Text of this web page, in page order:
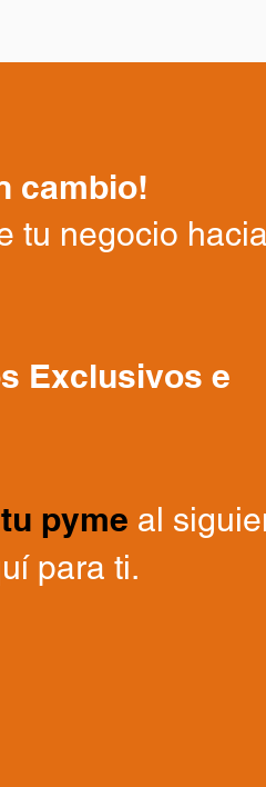
cambio!
tu negocio
Exclusivos e
pyme al
para ti.